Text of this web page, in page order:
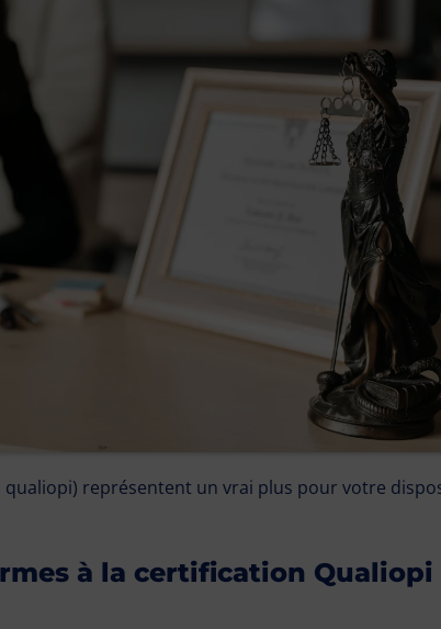
qualiopi) représentent un vrai plus pour votre
à la certification Qualiopi